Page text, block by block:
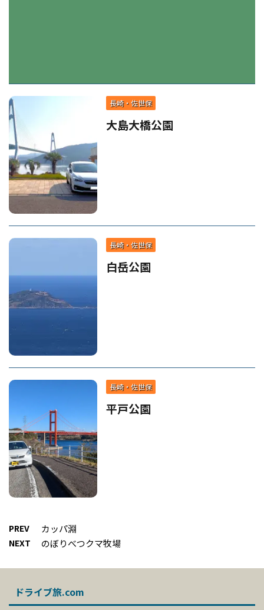
長崎・佐世保
大島大橋公園
長崎・佐世保
白岳公園
長崎・佐世保
平戸公園
PREV カッパ淵
NEXT のぼりべつクマ牧場
ドライブ旅.com